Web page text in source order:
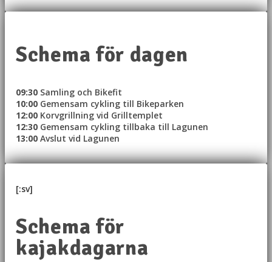
Schema för dagen
09:30 Samling och Bikefit
10:00 Gemensam cykling till Bikeparken
12:00 Korvgrillning vid Grilltemplet
12:30 Gemensam cykling tillbaka till Lagunen
13:00 Avslut vid Lagunen
[:sv]
Schema för
kajakdagarna